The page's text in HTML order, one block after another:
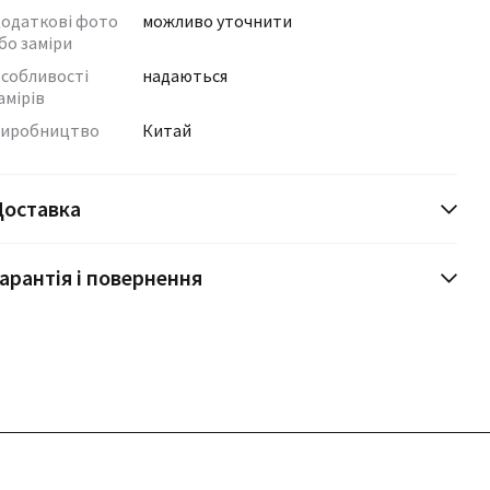
фото
заміри
можливо уточнити
надаються
Китай
і повернення